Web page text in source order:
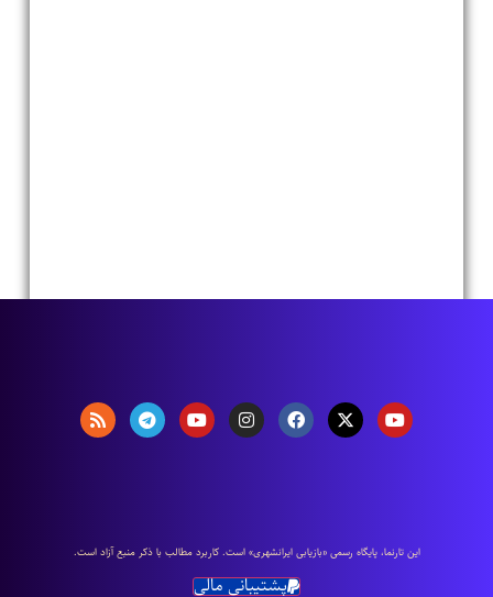
اين تارنما، پایگاه رسمی «بازیابی ایرانشهری» است. كاربرد مطالب با ذكر منبع آزاد است.
پشتیبانی مالی